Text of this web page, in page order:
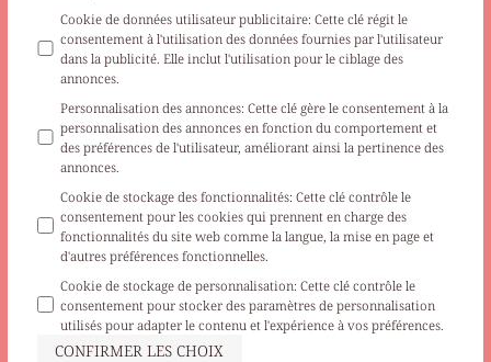
Cookie de données utilisateur publicitaire: Cette clé régit le
consentement à l'utilisation des données fournies par l'utilisateur
dans la publicité. Elle inclut l'utilisation pour le ciblage des
annonces.
Personnalisation des annonces: Cette clé gère le consentement à la
personnalisation des annonces en fonction du comportement et
des préférences de l'utilisateur, améliorant ainsi la pertinence des
annonces.
Cookie de stockage des fonctionnalités: Cette clé contrôle le
consentement pour les cookies qui prennent en charge des
fonctionnalités du site web comme la langue, la mise en page et
d'autres préférences fonctionnelles.
Cookie de stockage de personnalisation: Cette clé contrôle le
consentement pour stocker des paramètres de personnalisation
utilisés pour adapter le contenu et l'expérience à vos préférences.
CONFIRMER LES CHOIX